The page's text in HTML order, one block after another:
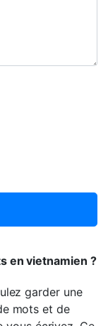
en vietnamien ?
garder une
mots et de